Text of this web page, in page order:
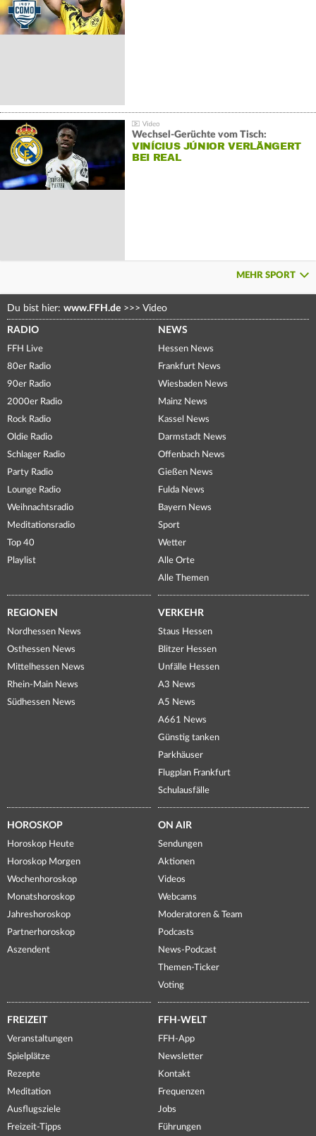
Wechsel-Gerüchte vom Tisch:
VINÍCIUS JÚNIOR VERLÄNGERT
BEI REAL
MEHR SPORT
Du bist hier: www.FFH.de >>> Video
RADIO
FFH Live
80er Radio
90er Radio
2000er Radio
Rock Radio
Oldie Radio
Schlager Radio
Party Radio
Lounge Radio
Weihnachtsradio
Meditationsradio
Top 40
Playlist
NEWS
Hessen News
Frankfurt News
Wiesbaden News
Mainz News
Kassel News
Darmstadt News
Offenbach News
Gießen News
Fulda News
Bayern News
Sport
Wetter
Alle Orte
Alle Themen
REGIONEN
Nordhessen News
Osthessen News
Mittelhessen News
Rhein-Main News
Südhessen News
VERKEHR
Staus Hessen
Blitzer Hessen
Unfälle Hessen
A3 News
A5 News
A661 News
Günstig tanken
Parkhäuser
Flugplan Frankfurt
Schulausfälle
HOROSKOP
Horoskop Heute
Horoskop Morgen
Wochenhoroskop
Monatshoroskop
Jahreshoroskop
Partnerhoroskop
Aszendent
ON AIR
Sendungen
Aktionen
Videos
Webcams
Moderatoren & Team
Podcasts
News-Podcast
Themen-Ticker
Voting
FREIZEIT
Veranstaltungen
Spielplätze
Rezepte
Meditation
Ausflugsziele
Freizeit-Tipps
FFH-WELT
FFH-App
Newsletter
Kontakt
Frequenzen
Jobs
Führungen